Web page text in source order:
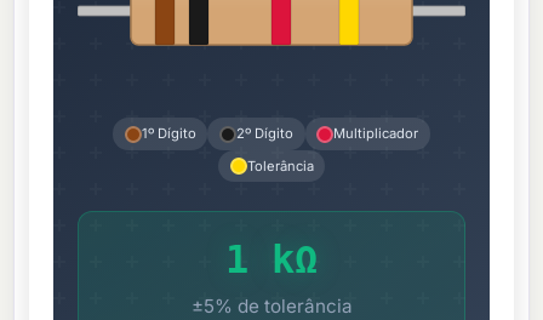
1º Dígito 2º Dígito
Multiplicador
Tolerância
1 kΩ
±5% de tolerância